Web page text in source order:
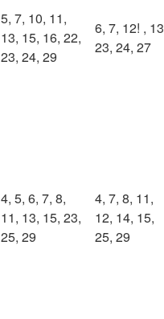
5, 7, 10, 11,
13, 15, 16, 22,
23, 24, 29
6, 7, 12! ,
23, 24, 27
4, 5, 6, 7, 8,
11, 13, 15, 23,
25, 29
4, 7, 8, 11,
12, 14, 15,
25, 29